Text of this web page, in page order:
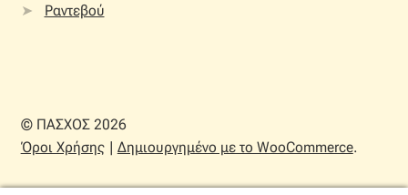
Ραντεβού
© ΠΑΣΧΟΣ 2026
Όροι Χρήσης
Δημιουργημένο με το WooCommerce.